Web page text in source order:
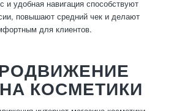
и удобная навигация способствуют
повышают средний чек и делают
для клиентов.
КОСМЕТИКИ